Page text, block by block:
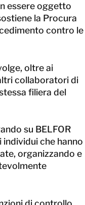
essere oggetto
la Procura
contro le
oltre ai
collaboratori di
filiera del
su BELFOR
individui che hanno
organizzando e